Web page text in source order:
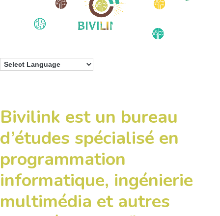
Bivilink est un bureau
d’études spécialisé en
programmation
informatique, ingénierie
multimédia et autres